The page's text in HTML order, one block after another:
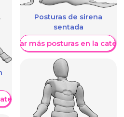
Posturas de sirena
sentada
Mostrar más posturas en la